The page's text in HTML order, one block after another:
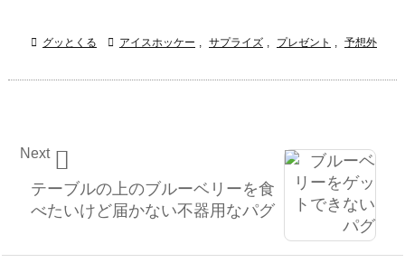
 グッとくる  アイスホッケー , サプライズ , プレゼント , 予想外
テーブルの上のブルーベリーを食
べたいけど届かない不器用なパグ

Next